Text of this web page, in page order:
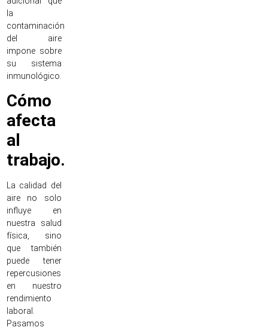
la
contaminación
del aire
impone sobre
su sistema
inmunológico.
Cómo
afecta
al
trabajo.
La calidad del
aire no solo
influye en
nuestra salud
física, sino
que también
puede tener
repercusiones
en nuestro
rendimiento
laboral.
Pasamos